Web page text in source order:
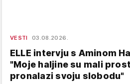
VESTI 03.08.2026.
ELLE intervju s Aminom
"Moje haljine su mali
pronalazi svoju slobodu"